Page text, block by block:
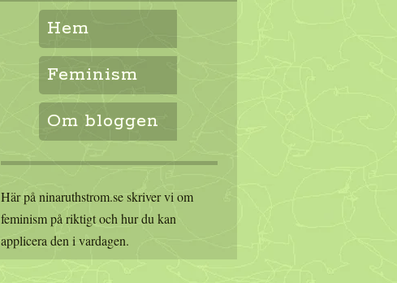
Hem
Feminism
Om bloggen
Här på ninaruthstrom.se skriver vi om
feminism på riktigt och hur du kan
applicera den i vardagen.